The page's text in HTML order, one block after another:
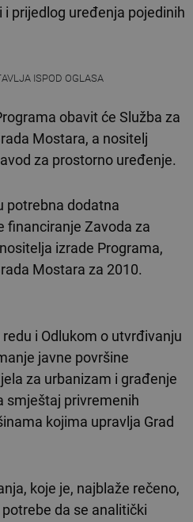
prijedlog uređenja pojedinih
ISPOD OGLASA
obavit će Služba za
Mostara, a nositelj
za prostorno uređenje.
potrebna dodatna
financiranje Zavoda za
izrade Programa,
Mostara za 2010.
i Odlukom o utvrđivanju
javne površine
za urbanizam i građenje
smještaj privremenih
kojima upravlja Grad
koje je, najblaže rečeno,
da se analitički